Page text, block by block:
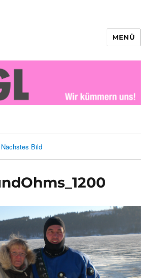
MENÜ
Nächstes Bild